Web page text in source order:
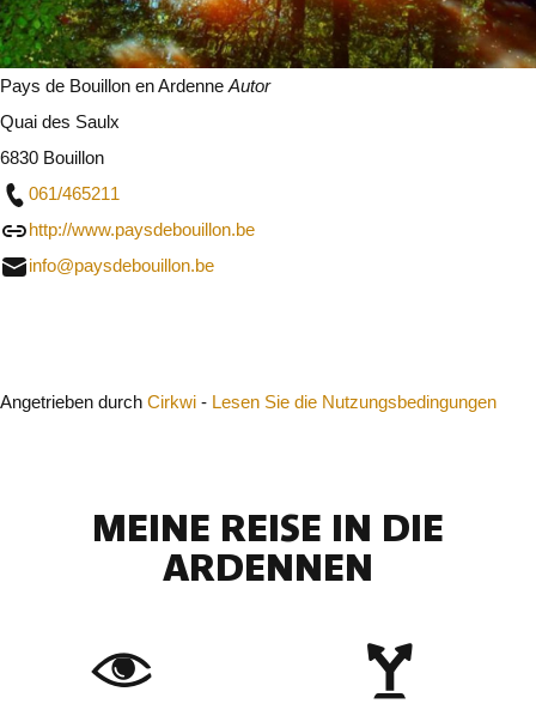
Pays de Bouillon en Ardenne Autor
Quai des Saulx
6830 Bouillon
061/465211
http://www.paysdebouillon.be
info@paysdebouillon.be
Angetrieben durch Cirkwi - Lesen Sie die Nutzungsbedingungen
MEINE REISE IN DIE
ARDENNEN